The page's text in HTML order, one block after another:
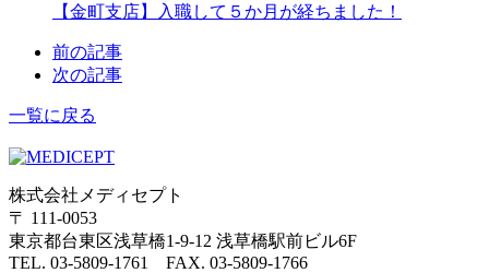
【金町支店】入職して５か月が経ちました！
前の記事
次の記事
一覧に戻る
株式会社メディセプト
〒 111-0053
東京都台東区浅草橋1-9-12 浅草橋駅前ビル6F
TEL. 03-5809-1761 FAX. 03-5809-1766